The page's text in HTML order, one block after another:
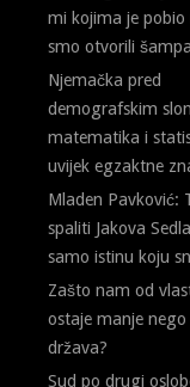
mi kojima je pobio
smo otvorili
Njemačka pred
demografskim
matematika i
uvijek egzaktne
Mladen Pavković:
spaliti Jakova
samo istinu koju
Zašto nam od
ostaje manje
država?
Sud po drugi